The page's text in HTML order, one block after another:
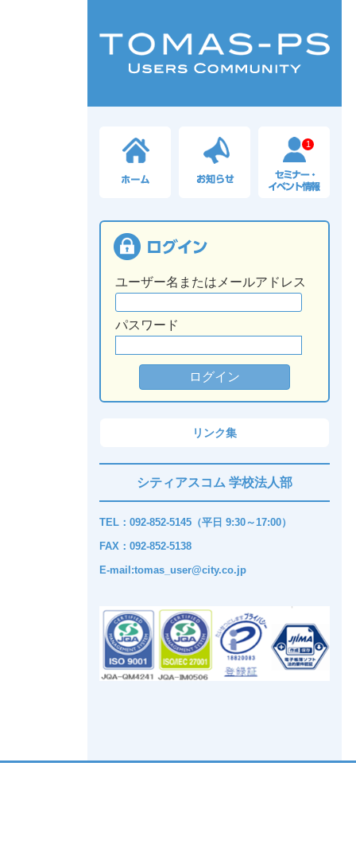
1
ユーザー名またはメールアドレス
パスワード
リンク集
シティアスコム 学校法人部
TEL：092-852-5145（平日 9:30～17:00）
FAX：092-852-5138
E-mail:tomas_user@city.co.jp